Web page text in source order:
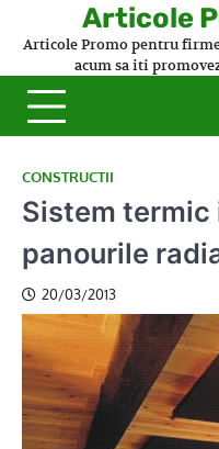
Articole
Articole Promo pentru
acum sa iti
CONSTRUCTII
Sistem termic
panourile
20/03/2013